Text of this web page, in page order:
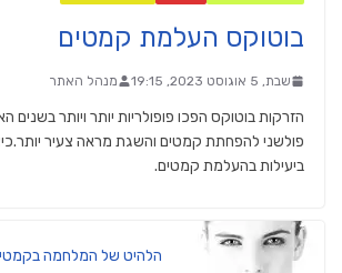
בוטוקס העלמת קמטים
שבת, 5 אוגוסט 2023, 19:15 מנהל האתר
הזרקות בוטוקס הפכו פופולריות יותר ויותר בשנים
פולשני להפחתת קמטים והשגת מראה צעיר
ביעילות בהעלמת קמטים.
הלהיט של המלחמה